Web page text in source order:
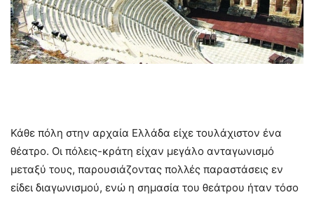
Κάθε πόλη στην αρχαία Ελλάδα είχε τουλάχιστον ένα
θέατρο. Οι πόλεις-κράτη είχαν μεγάλο ανταγωνισμό
μεταξύ τους, παρουσιάζοντας πολλές παραστάσεις εν
είδει διαγωνισμού, ενώ η σημασία του θεάτρου ήταν τόσο